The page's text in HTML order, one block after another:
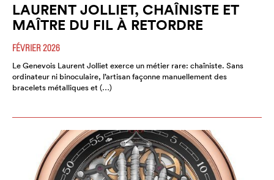
LAURENT JOLLIET, CHAÎNISTE ET
MAÎTRE DU FIL À RETORDRE
FÉVRIER 2026
Le Genevois Laurent Jolliet exerce un métier rare: chaîniste. Sans
ordinateur ni binoculaire, l’artisan façonne manuellement des
bracelets métalliques et (…)